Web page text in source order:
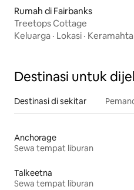
Rumah di Fairbanks
Treetops Cottage
Keluarga · Lokasi ·
Destinasi untuk
Destinasi di sekitar
Anchorage
Sewa tempat liburan
Talkeetna
Sewa tempat liburan